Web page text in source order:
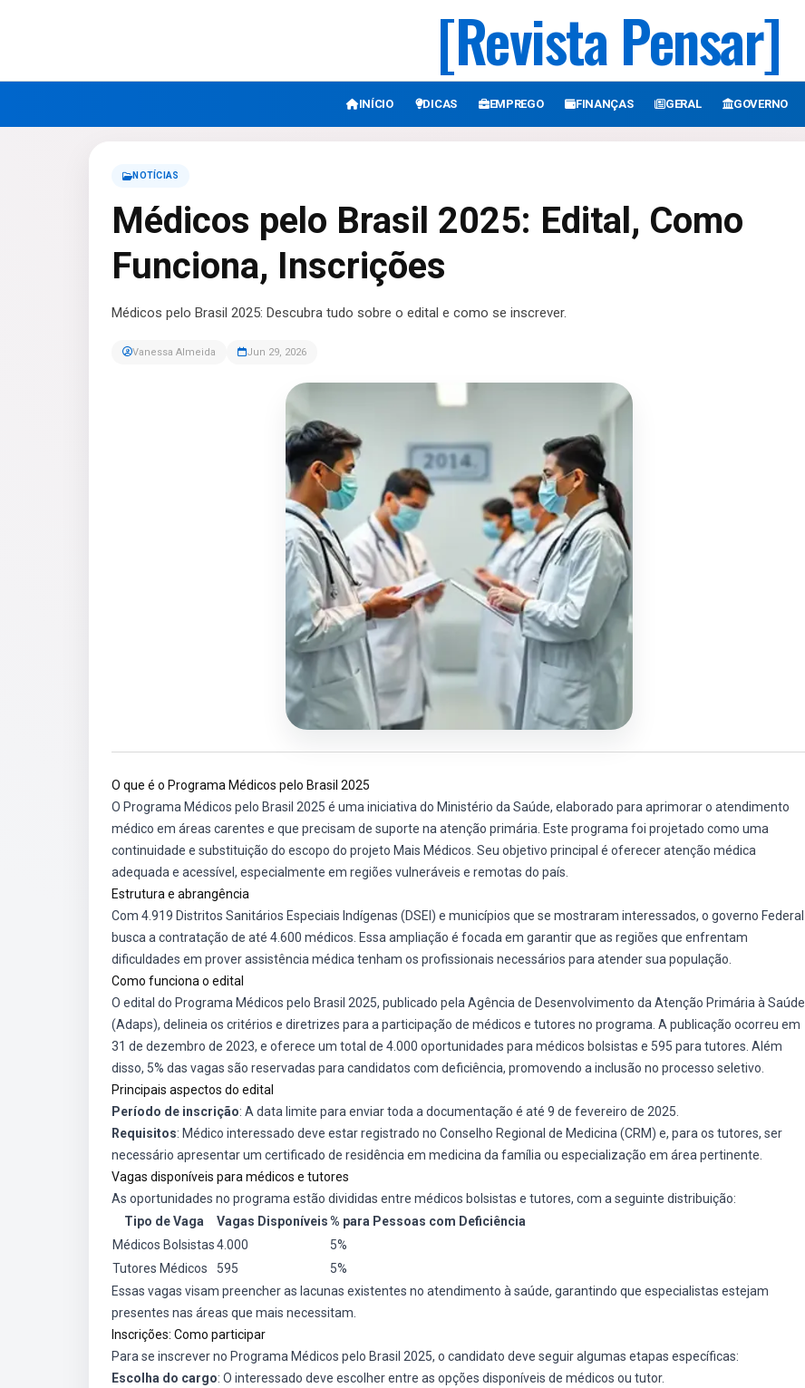
[Revista Pensar]
INÍCIO DICAS EMPREGO FINANÇAS GERAL GOVERNO
NOTÍCIAS
Médicos pelo Brasil 2025: Edital, Como
Funciona, Inscrições
Médicos pelo Brasil 2025: Descubra tudo sobre o edital e como se inscrever.
Vanessa Almeida Jun 29, 2026
O que é o Programa Médicos pelo Brasil 2025
O Programa Médicos pelo Brasil 2025 é uma iniciativa do Ministério da Saúde, elaborado para aprimorar o atendimento
médico em áreas carentes e que precisam de suporte na atenção primária. Este programa foi projetado como uma
continuidade e substituição do escopo do projeto Mais Médicos. Seu objetivo principal é oferecer atenção médica
adequada e acessível, especialmente em regiões vulneráveis e remotas do país.
Estrutura e abrangência
Com 4.919 Distritos Sanitários Especiais Indígenas (DSEI) e municípios que se mostraram interessados, o governo Federal
busca a contratação de até 4.600 médicos. Essa ampliação é focada em garantir que as regiões que enfrentam
dificuldades em prover assistência médica tenham os profissionais necessários para atender sua população.
Como funciona o edital
O edital do Programa Médicos pelo Brasil 2025, publicado pela Agência de Desenvolvimento da Atenção Primária à Saúde
(Adaps), delineia os critérios e diretrizes para a participação de médicos e tutores no programa. A publicação ocorreu em
31 de dezembro de 2023, e oferece um total de 4.000 oportunidades para médicos bolsistas e 595 para tutores. Além
disso, 5% das vagas são reservadas para candidatos com deficiência, promovendo a inclusão no processo seletivo.
Principais aspectos do edital
Período de inscrição: A data limite para enviar toda a documentação é até 9 de fevereiro de 2025.
Requisitos: Médico interessado deve estar registrado no Conselho Regional de Medicina (CRM) e, para os tutores, ser
necessário apresentar um certificado de residência em medicina da família ou especialização em área pertinente.
Vagas disponíveis para médicos e tutores
As oportunidades no programa estão divididas entre médicos bolsistas e tutores, com a seguinte distribuição:
Tipo de Vaga
Vagas Disponíveis% para Pessoas com Deficiência
Médicos Bolsistas4.000
5%
Tutores Médicos
595
5%
Essas vagas visam preencher as lacunas existentes no atendimento à saúde, garantindo que especialistas estejam
presentes nas áreas que mais necessitam.
Inscrições: Como participar
Para se inscrever no Programa Médicos pelo Brasil 2025, o candidato deve seguir algumas etapas específicas:
Escolha do cargo: O interessado deve escolher entre as opções disponíveis de médicos ou tutor.